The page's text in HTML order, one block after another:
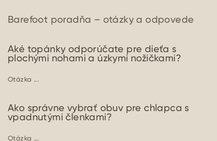
Barefoot poradňa – otázky a odpovede
Aké topánky odporúčate pre dieťa s
plochými nohami a úzkymi nožičkami?
Otázka ...
Ako správne vybrať obuv pre chlapca s
vpadnutými členkami?
Otázka ...